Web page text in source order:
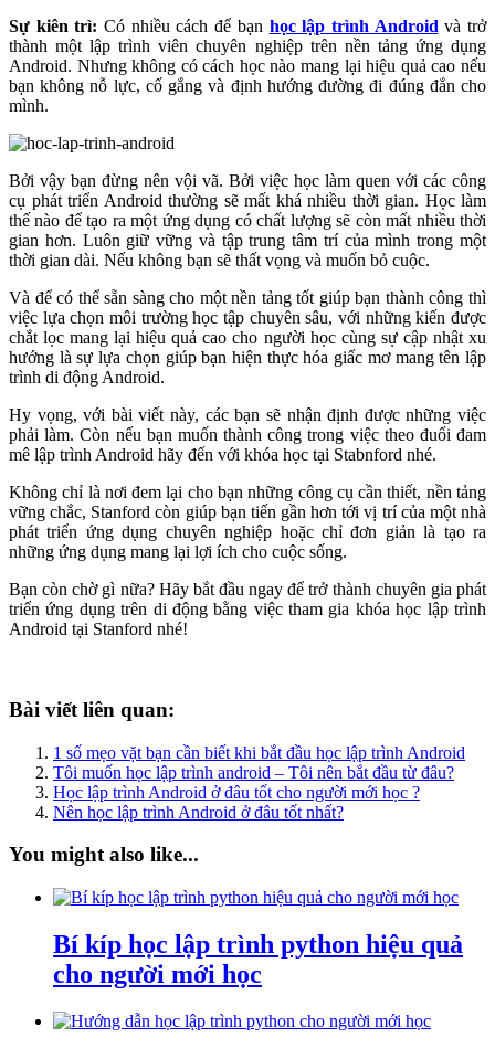
Sự kiên trì: Có nhiều cách để bạn học lập trình Android và trở
thành một lập trình viên chuyên nghiệp trên nền tảng ứng dụng
Android. Nhưng không có cách học nào mang lại hiệu quả cao nếu
bạn không nỗ lực, cố gắng và định hướng đường đi đúng đắn cho
mình.
Bởi vậy bạn đừng nên vội vã. Bởi việc học làm quen với các công
cụ phát triển Android thường sẽ mất khá nhiều thời gian. Học làm
thế nào để tạo ra một ứng dụng có chất lượng sẽ còn mất nhiều thời
gian hơn. Luôn giữ vững và tập trung tâm trí của mình trong một
thời gian dài. Nếu không bạn sẽ thất vọng và muốn bỏ cuộc.
Và để có thể sẵn sàng cho một nền tảng tốt giúp bạn thành công thì
việc lựa chọn môi trường học tập chuyên sâu, với những kiến được
chắt lọc mang lại hiệu quả cao cho người học cùng sự cập nhật xu
hướng là sự lựa chọn giúp bạn hiện thực hóa giấc mơ mang tên lập
trình di động Android.
Hy vọng, với bài viết này, các bạn sẽ nhận định được những việc
phải làm. Còn nếu bạn muốn thành công trong việc theo đuổi đam
mê lập trình Android hãy đến với khóa học tại Stabnford nhé.
Không chỉ là nơi đem lại cho bạn những công cụ cần thiết, nền tảng
vững chắc, Stanford còn giúp bạn tiến gần hơn tới vị trí của một nhà
phát triển ứng dụng chuyên nghiệp hoặc chỉ đơn giản là tạo ra
những ứng dụng mang lại lợi ích cho cuộc sống.
Bạn còn chờ gì nữa? Hãy bắt đầu ngay để trở thành chuyên gia phát
triển ứng dụng trên di động bằng việc tham gia khóa học lập trình
Android tại Stanford nhé!
Bài viết liên quan:
1 số mẹo vặt bạn cần biết khi bắt đầu học lập trình Android
Tôi muốn học lập trình android – Tôi nên bắt đầu từ đâu?
Học lập trình Android ở đâu tốt cho người mới học ?
Nên học lập trình Android ở đâu tốt nhất?
You might also like...
Bí kíp học lập trình python hiệu quả
cho người mới học